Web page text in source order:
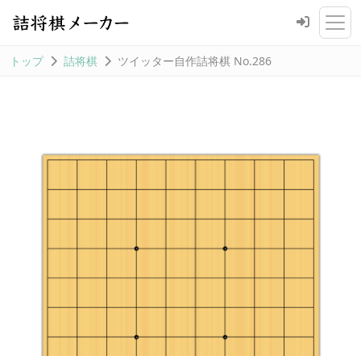
トップ 詰将棋 ツイッター自作詰将棋 No.286